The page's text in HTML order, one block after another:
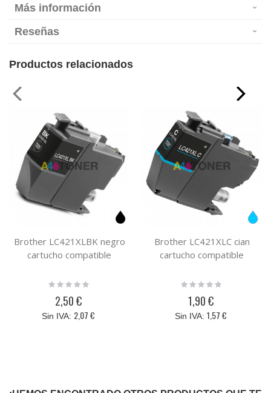
Más información
Reseñas
Productos relacionados
Brother LC421XLBK negro
cartucho compatible
Rating:
2,50 €
2,07 €
Brother LC421XLC cian
cartucho compatible
Rating:
1,90 €
1,57 €